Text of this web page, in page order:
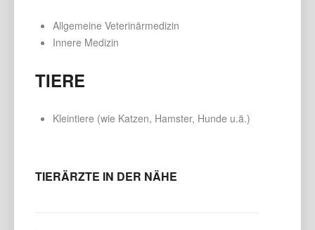
Allgemeine Veterinärmedizin
Innere Medizin
TIERE
Kleintiere (wie Katzen, Hamster, Hunde u.ä.)
TIERÄRZTE IN DER NÄHE